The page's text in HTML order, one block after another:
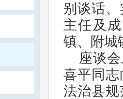
别谈话
主任及
镇、附城
座谈
喜平同
法治县